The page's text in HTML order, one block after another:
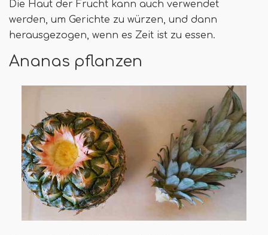
Die Haut der Frucht kann auch verwendet
werden, um Gerichte zu würzen, und dann
herausgezogen, wenn es Zeit ist zu essen.
Ananas pflanzen